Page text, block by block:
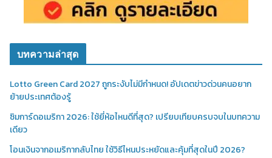
บทความล่าสุด
Lotto Green Card 2027 ถูกระงับไม่มีกำหนด! อัปเดตข่าวด่วนคนอยาก
ย้ายประเทศต้องรู้
ซิมการ์ดอเมริกา 2026: ใช้ยี่ห้อไหนดีที่สุด? เปรียบเทียบครบจบในบทความ
เดียว
โอนเงินจากอเมริกากลับไทย ใช้วิธีไหนประหยัดและคุ้มที่สุดในปี 2026?